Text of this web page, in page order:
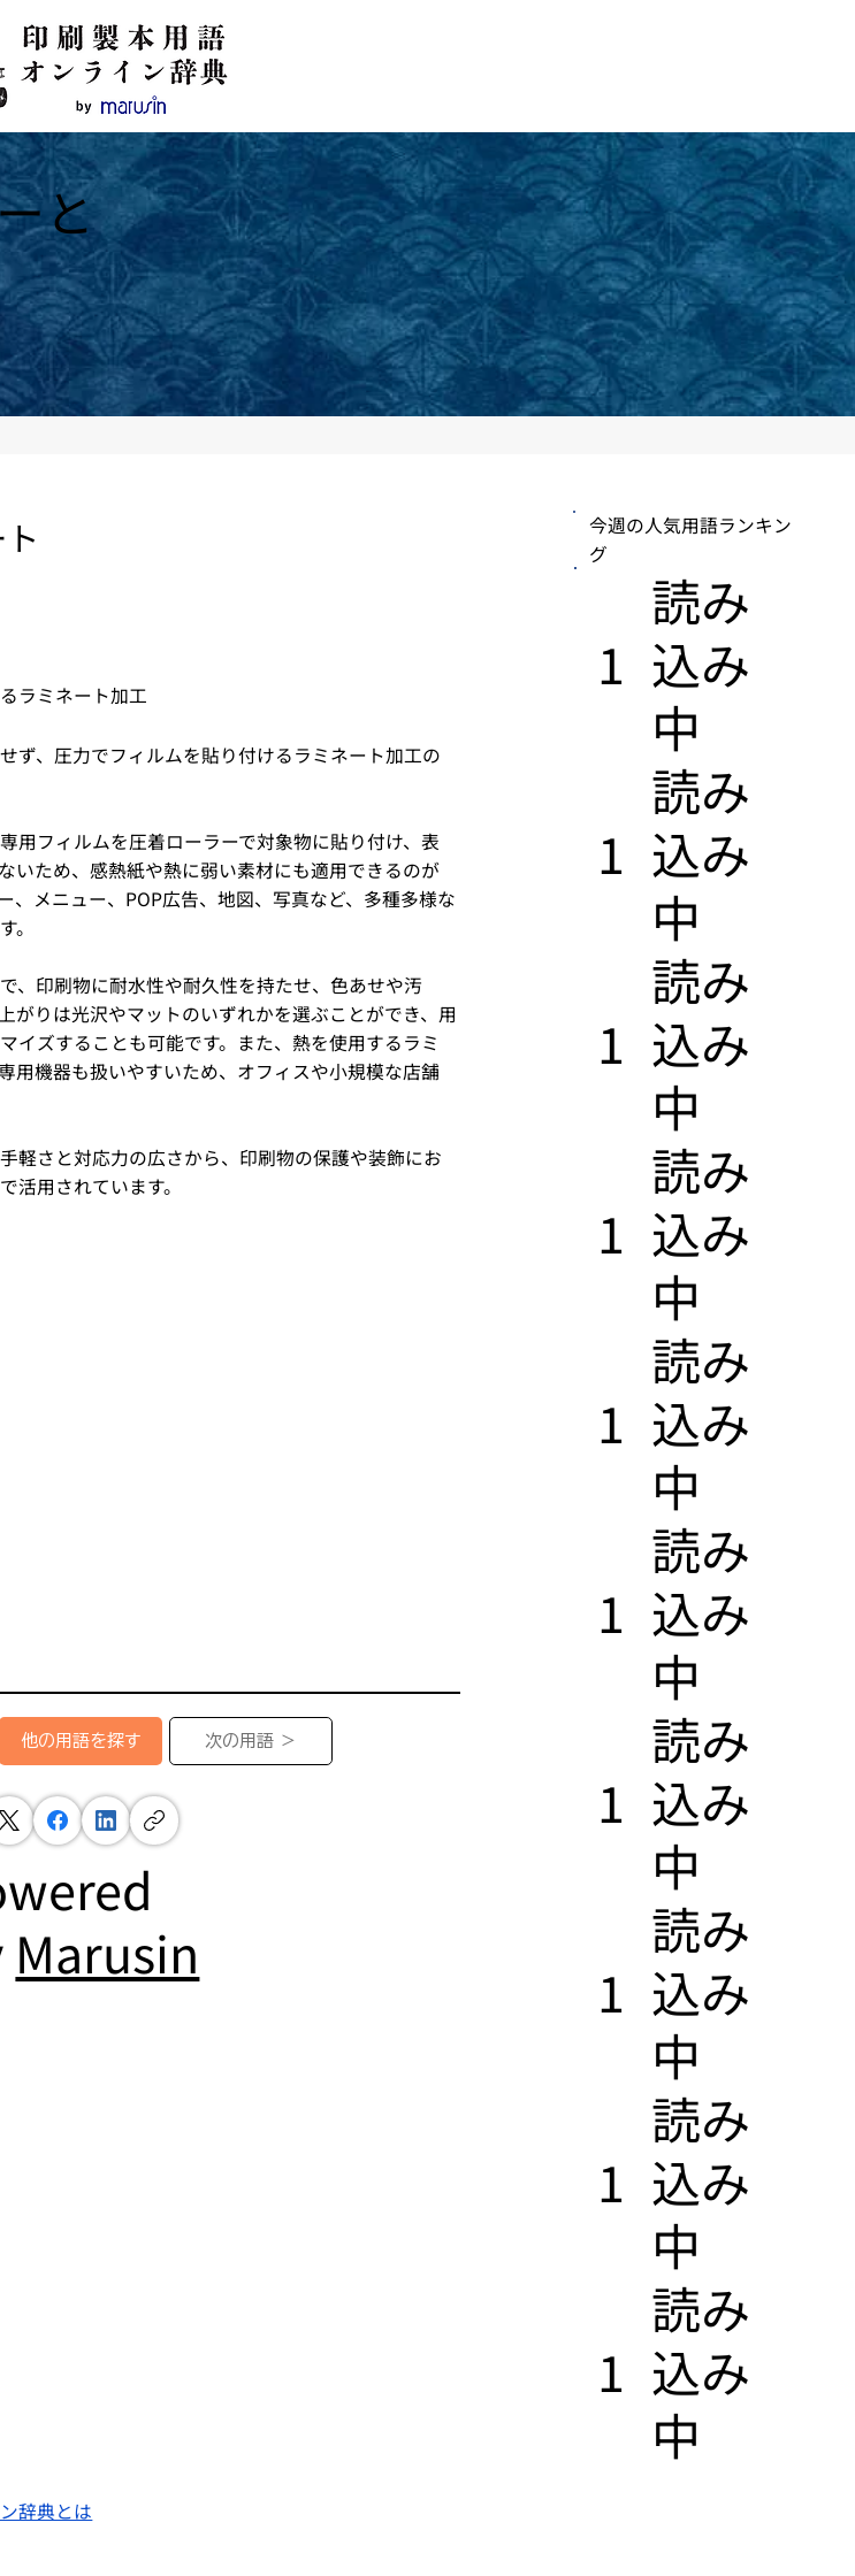
と
ラミネート加工
ず、圧力でフィルムを貼り付けるラミネート加工の
用フィルムを圧着ローラーで対象物に貼り付け、表
いため、感熱紙や熱に弱い素材にも適用できるのが
、メニュー、POP広告、地図、写真など、多種多様な
。
、印刷物に耐水性や耐久性を持たせ、色あせや汚
がりは光沢やマットのいずれかを選ぶことができ、用
イズすることも可能です。また、熱を使用するラミ
用機器も扱いやすいため、オフィスや小規模な店舗
軽さと対応力の広さから、印刷物の保護や装飾にお
活用されています。
今週の人気用語ランキン
グ
1
​読み
込み
中
1
​読み
込み
中
1
​読み
込み
中
1
​読み
込み
中
1
​読み
込み
中
1
​読み
込み
中
1
​読み
込み
中
1
​読み
込み
中
1
​読み
込み
中
1
​読み
込み
中
他の用語を探す 次の用語 ＞
Marusin
辞典とは